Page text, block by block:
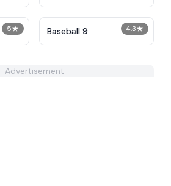
5★ 4.3★
Baseball 9
Advertisement